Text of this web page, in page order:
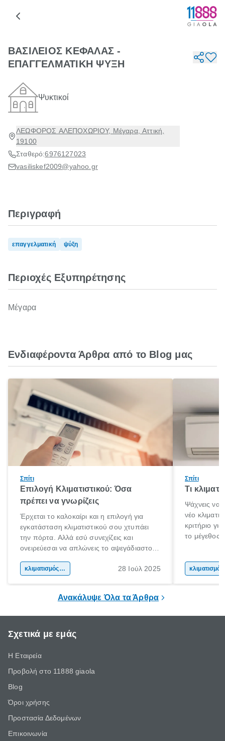
ΒΑΣΙΛΕΙΟΣ ΚΕΦΑΛΑΣ -
ΕΠΑΓΓΕΛΜΑΤΙΚΗ ΨΥΞΗ
Ψυκτικοί
ΛΕΩΦΟΡΟΣ ΑΛΕΠΟΧΩΡΙΟΥ, Μέγαρα, Αττική,
19100
Σταθερό:6976127023
vasiliskef2009@yahoo.gr
Περιγραφή
επαγγελματική ψύξη
Περιοχές Εξυπηρέτησης
Μέγαρα
Ενδιαφέροντα Άρθρα από το Blog μας
Σπίτι
Επιλογή Κλιματιστικού: Όσα
πρέπει να γνωρίζεις
Έρχεται το καλοκαίρι και η επιλογή για
εγκατάσταση κλιματιστικού σου χτυπάει
την πόρτα. Αλλά εσύ συνεχίζεις και
ονειρεύεσαι να απλώνεις το αψεγάδιαστο
όμως τι γίνεται;
κλιματισμός σπιτιού 28 Ιούλ 2025
Σπίτι
Τι
Ψάχνεις να
νέο
κριτήριο
το μέγεθος
μόνο στις
συσκευής.
Ανακάλυψε Όλα τα Άρθρα
Σχετικά με εμάς
Η Εταιρεία
Προβολή στο 11888 giaola
Blog
Όροι χρήσης
Προστασία Δεδομένων
Επικοινωνία